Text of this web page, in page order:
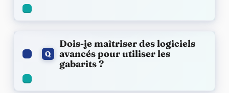
Q
Dois-je maîtriser des logiciels
avancés pour utiliser les
gabarits ?